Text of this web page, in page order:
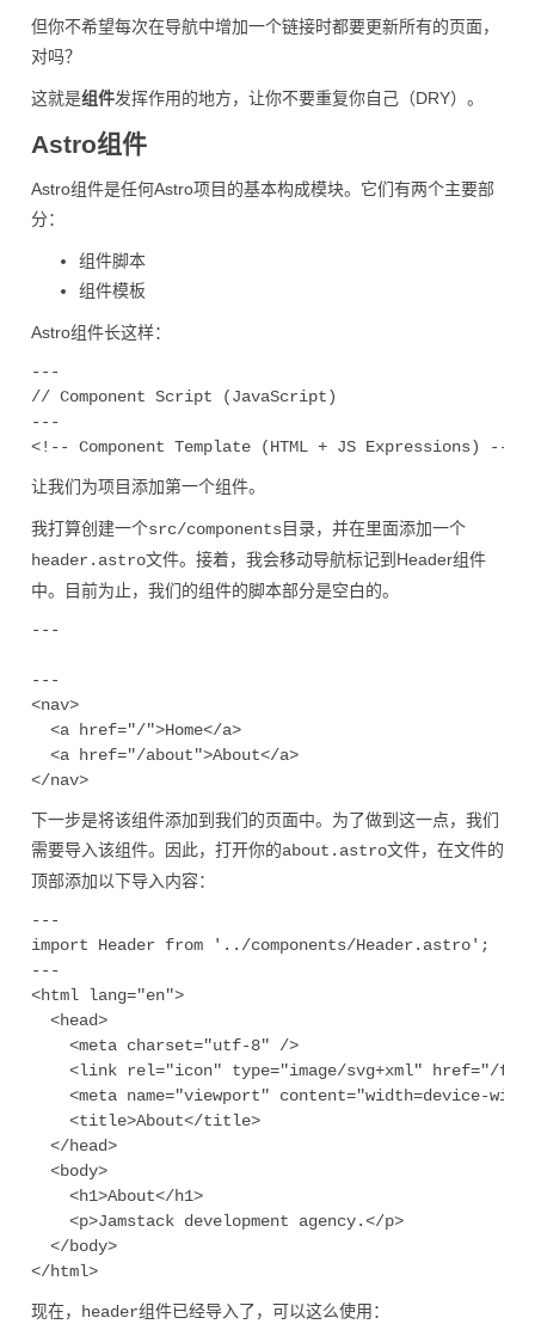
但你不希望每次在导航中增加一个链接时都要更新所有的页面，
对吗？
这就是组件发挥作用的地方，让你不要重复你自己（DRY）。
Astro组件
Astro组件是任何Astro项目的基本构成模块。它们有两个主要部
分：
组件脚本
组件模板
Astro组件长这样：
---
// Component Script (JavaScript)
---
让我们为项目添加第一个组件。
我打算创建一个src/components目录，并在里面添加一个
header.astro文件。接着，我会移动导航标记到Header组件
中。目前为止，我们的组件的脚本部分是空白的。
---
---
<nav>
  <a href="/">Home</a>
  <a href="/about">About</a>
下一步是将该组件添加到我们的页面中。为了做到这一点，我们
需要导入该组件。因此，打开你的about.astro文件，在文件的
顶部添加以下导入内容：
---
import Header from '../components/Header.astro';
---
<html lang="en">
  <head>
    <meta charset="utf-8" />
<link rel="icon" type="image/svg+xml" href="/
<meta name="viewport" content="width=device-
    <title>About</title>
  </head>
  <body>
    <h1>About</h1>
    <p>Jamstack development agency.</p>
  </body>
现在， header组件已经导入了，可以这么使用：